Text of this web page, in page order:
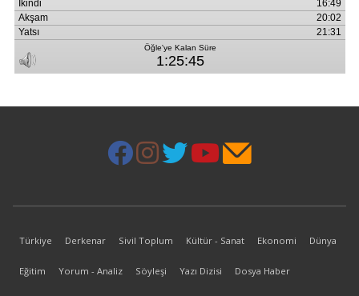
Türkiye Derkenar Sivil Toplum Kültür - Sanat Ekonomi Dünya
Eğitim Yorum - Analiz Söyleşi Yazı Dizisi Dosya Haber